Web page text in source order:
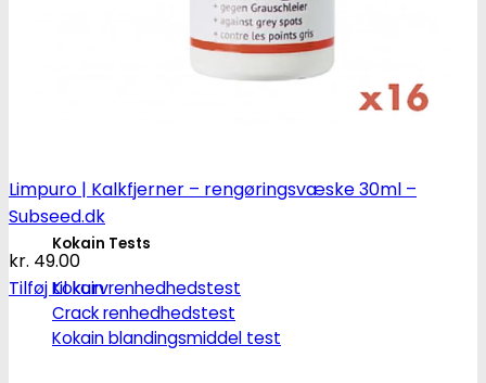
Kokain Tests
Kokain renhedhedstest
Crack renhedhedstest
Kokain blandingsmiddel test
Limpuro | Kalkfjerner – rengøringsvæske 30ml –
Subseed.dk
kr. 49.00
Tilføj til kurv